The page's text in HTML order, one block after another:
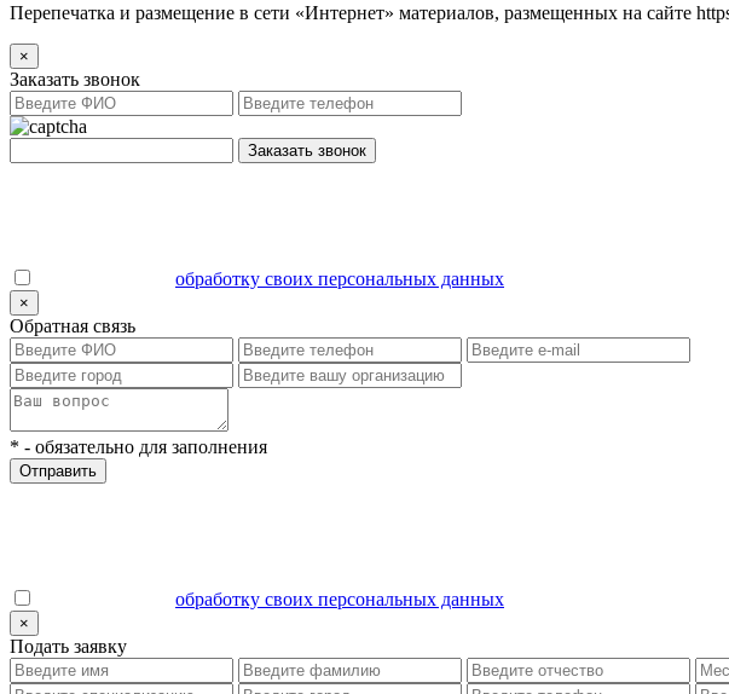
Перепечатка и размещение в сети «Интернет» материалов, размещенных на сайте
×
Заказать звонок
Заказать звонок
обработку своих персональных данных
×
Обратная связь
* - обязательно для заполнения
Отправить
обработку своих персональных данных
×
Подать заявку